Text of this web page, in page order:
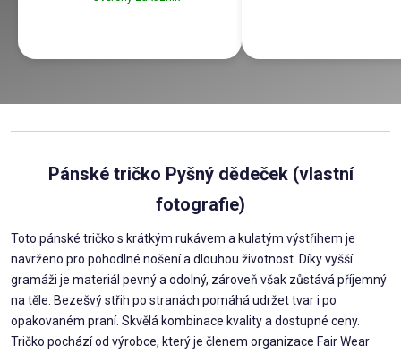
Pánské tričko Pyšný dědeček (vlastní
fotografie)
Toto pánské tričko s krátkým rukávem a kulatým výstřihem je
navrženo pro pohodlné nošení a dlouhou životnost. Díky vyšší
gramáži je materiál pevný a odolný, zároveň však zůstává příjemný
na těle. Bezešvý střih po stranách pomáhá udržet tvar i po
opakovaném praní. Skvělá kombinace kvality a dostupné ceny.
Tričko pochází od výrobce, který je členem organizace Fair Wear